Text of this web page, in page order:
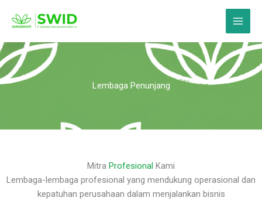
Main
Menu
Lembaga Penunjang
Mitra Profesional Kami
Lembaga-lembaga profesional yang mendukung operasional dan
kepatuhan perusahaan dalam menjalankan bisnis